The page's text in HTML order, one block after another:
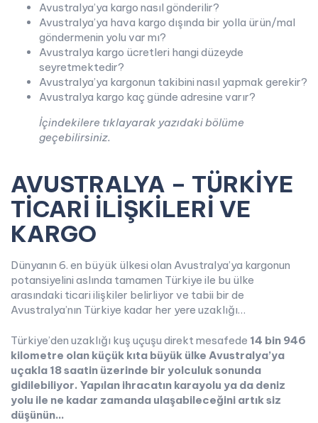
Avustralya’ya kargo nasıl gönderilir?
Avustralya’ya hava kargo dışında bir yolla ürün/mal
göndermenin yolu var mı?
Avustralya kargo ücretleri hangi düzeyde
seyretmektedir?
Avustralya’ya kargonun takibini nasıl yapmak gerekir?
Avustralya kargo kaç günde adresine varır?
İçindekilere tıklayarak yazıdaki bölüme
geçebilirsiniz.
AVUSTRALYA – TÜRKİYE
TİCARİ İLİŞKİLERİ VE
KARGO
Dünyanın 6. en büyük ülkesi olan Avustralya’ya kargonun
potansiyelini aslında tamamen Türkiye ile bu ülke
arasındaki ticari ilişkiler belirliyor ve tabii bir de
Avustralya’nın Türkiye kadar her yere uzaklığı…
Türkiye’den uzaklığı kuş uçuşu direkt mesafede 14 bin 946
kilometre olan küçük kıta büyük ülke Avustralya’ya
uçakla 18 saatin üzerinde bir yolculuk sonunda
gidilebiliyor. Yapılan ihracatın karayolu ya da deniz
yolu ile ne kadar zamanda ulaşabileceğini artık siz
düşünün…